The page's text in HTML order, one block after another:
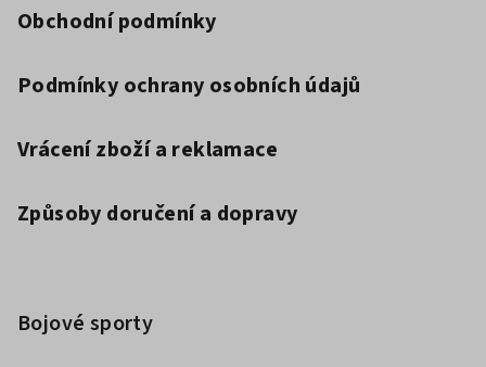
Obchodní podmínky
Podmínky ochrany osobních údajů
Vrácení zboží a reklamace
Způsoby doručení a dopravy
Bojové sporty